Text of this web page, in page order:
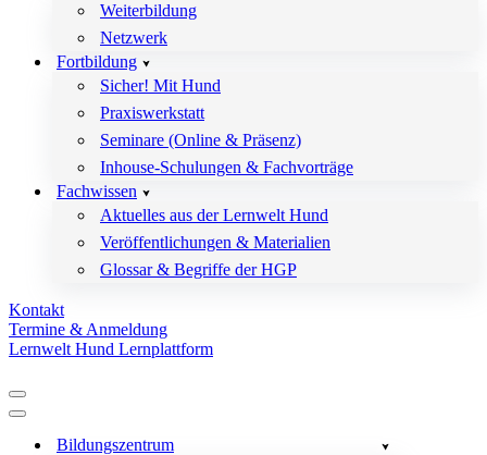
Weiterbildung
Netzwerk
Fortbildung
Sicher! Mit Hund
Praxiswerkstatt
Seminare (Online & Präsenz)
Inhouse-Schulungen & Fachvorträge
Fachwissen
Aktuelles aus der Lernwelt Hund
Veröffentlichungen & Materialien
Glossar & Begriffe der HGP
Kontakt
Termine & Anmeldung
Lernwelt Hund Lernplattform
Navigationsmenü
Navigationsmenü
Bildungszentrum